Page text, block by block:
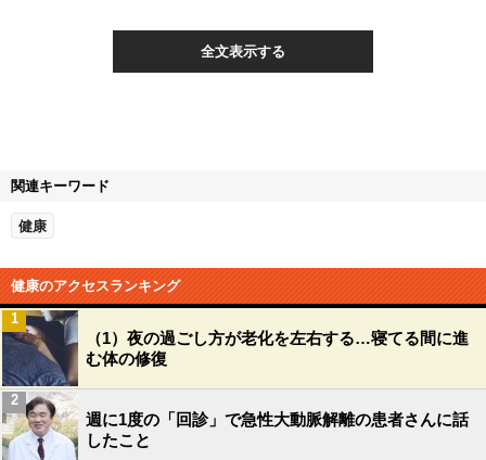
全文表示する
関連キーワード
健康
健康のアクセスランキング
（1）夜の過ごし方が老化を左右する…寝てる間に進
む体の修復
1
週に1度の「回診」で急性大動脈解離の患者さんに話
したこと
2